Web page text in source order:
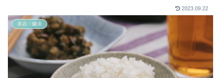
2023.09.22
美容・健康